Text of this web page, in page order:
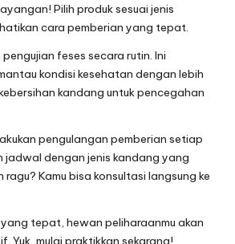
Pilih produk sesuai jenis
cara pemberian yang tepat.
feses secara rutin. Ini
kondisi kesehatan dengan lebih
kandang untuk pencegahan
pengulangan pemberian setiap
jadwal dengan jenis kandang yang
ragu? Kamu bisa konsultasi langsung ke
tepat, hewan peliharaanmu akan
Yuk, mulai praktikkan sekarang!